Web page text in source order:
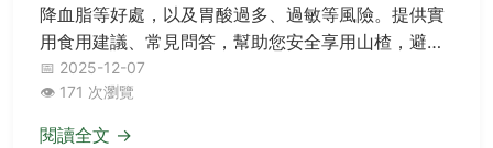
降血脂等好處，以及胃酸過多、過敏等風險。提供實
用食用建議、常見問答，幫助您安全享用山楂，避免
潛在問題。適合關注健康飲食的讀者參考。
📅 2025-12-07
👁️ 171 次瀏覽
閱讀全文 →